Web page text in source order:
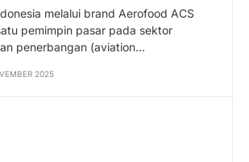
melalui brand Aerofood ACS
pemimpin pasar pada sektor
penerbangan (aviation…
2025